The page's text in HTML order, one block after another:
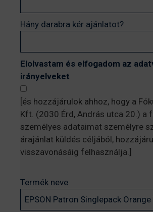
Hány darabra kér ajánlatot?
Elolvastam és elfogadom az
irányelveket
[és hozzájárulok ahhoz, hogy a
Kft. (2030 Érd, András utca 20.) a
személyes adataimat személyre
árajánlat küldés céljából,
visszavonásáig felhasználja.]
Termék neve